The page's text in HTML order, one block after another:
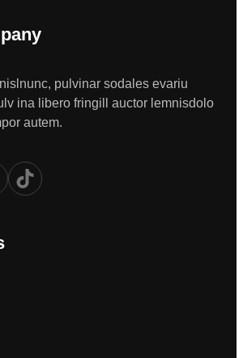
pulvinar sodales evariu
ina libero fringill auctor lemnisdolo
autem.
TikTok